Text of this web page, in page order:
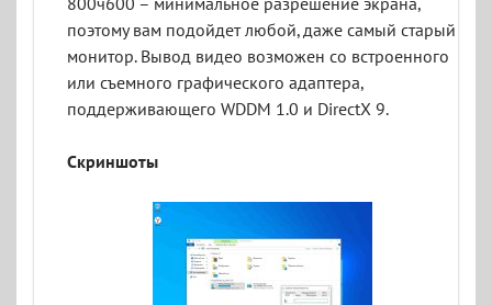
поэтому вам подойдет любой, даже самый старый
монитор. Вывод видео возможен со встроенного
или съемного графического адаптера,
поддерживающего WDDM 1.0 и DirectX 9.
Скриншоты